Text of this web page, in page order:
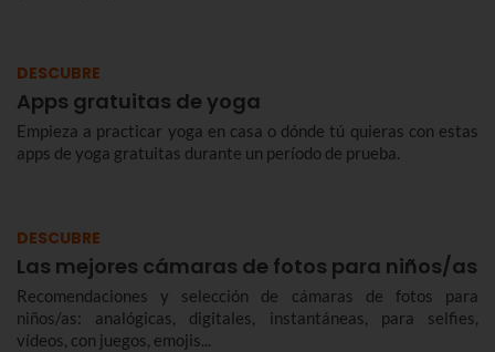
DESCUBRE
Apps gratuitas de yoga
Empieza a practicar yoga en casa o dónde tú quieras con estas
apps de yoga gratuitas durante un período de prueba.
DESCUBRE
Las mejores cámaras de fotos para niños/as
Recomendaciones y selección de cámaras de fotos para
niños/as: analógicas, digitales, instantáneas, para selfies,
vídeos, con juegos, emojis...